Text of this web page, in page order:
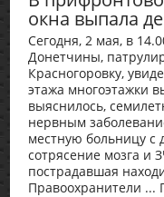
окна выпала
Сегодня, 2 мая, в
Донетчины,
Красногоровку,
этажа многоэтажки
выяснилось,
нервным
местную больницу с
сотрясение мозга и
пострадавшая
Правоохранители